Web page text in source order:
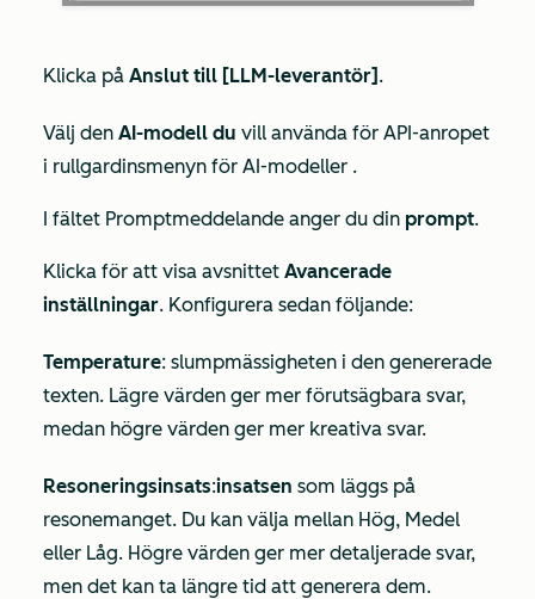
Klicka på Anslut till [LLM-leverantör] .
Välj den AI-modell du vill använda för API-anropet
i rullgardinsmenyn för AI-modeller .
I fältet Promptmeddelande anger du din prompt.
Klicka för att visa avsnittet Avancerade
inställningar. Konfigurera sedan följande:
Temperature: slumpmässigheten i den genererade
texten. Lägre värden ger mer förutsägbara svar,
medan högre värden ger mer kreativa svar.
Resoneringsinsats:insatsen som läggs på
resonemanget. Du kan välja mellan Hög, Medel
eller Låg. Högre värden ger mer detaljerade svar,
men det kan ta längre tid att generera dem.